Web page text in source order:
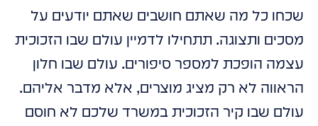
שכחו כל מה שאתם חושבים שאתם יודעים על
מסכים ותצוגה. תתחילו לדמיין עולם שבו הזכוכית
עצמה הופכת למספר סיפורים. עולם שבו חלון
הראווה לא רק מציג מוצרים, אלא מדבר אליהם.
עולם שבו קיר הזכוכית במשרד שלכם לא חוסם